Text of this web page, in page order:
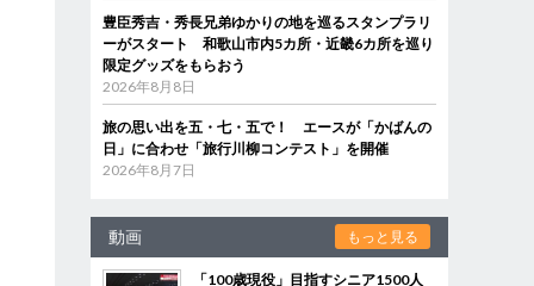
豊臣秀吉・秀長兄弟ゆかりの地を巡るスタンプラリ
ーがスタート 和歌山市内5カ所・近畿6カ所を巡り
限定グッズをもらおう
2026年8月8日
旅の思い出を五・七・五で！ エースが「かばんの
日」に合わせ「旅行川柳コンテスト」を開催
2026年8月7日
動画 もっと見る
「100歳現役」目指すシニア1500人